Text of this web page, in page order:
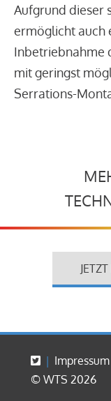
Aufgrund dieser
ermöglicht auch
Inbetriebnahme
mit geringst
Serrations-
Impressum
© WTS 2026